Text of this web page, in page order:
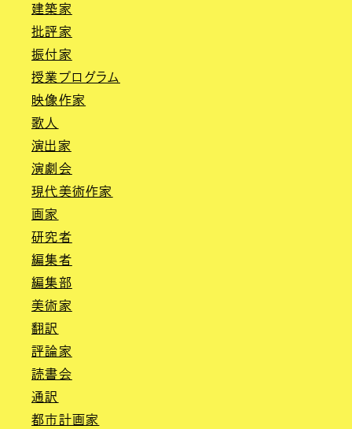
建築家
批評家
振付家
授業プログラム
映像作家
歌人
演出家
演劇会
現代美術作家
画家
研究者
編集者
編集部
美術家
翻訳
評論家
読書会
通訳
都市計画家